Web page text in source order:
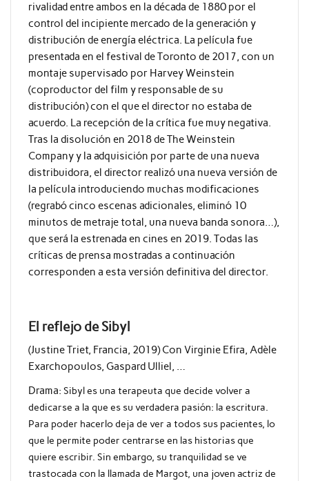
rivalidad entre ambos en la década de 1880 por el
control del incipiente mercado de la generación y
distribución de energía eléctrica. La película fue
presentada en el festival de Toronto de 2017, con un
montaje supervisado por Harvey Weinstein
(coproductor del film y responsable de su
distribución) con el que el director no estaba de
acuerdo. La recepción de la crítica fue muy negativa.
Tras la disolución en 2018 de The Weinstein
Company y la adquisición por parte de una nueva
distribuidora, el director realizó una nueva versión de
la película introduciendo muchas modificaciones
(regrabó cinco escenas adicionales, eliminó 10
minutos de metraje total, una nueva banda sonora…),
que será la estrenada en cines en 2019. Todas las
críticas de prensa mostradas a continuación
corresponden a esta versión definitiva del director.
El reflejo de Sibyl
(Justine Triet, Francia, 2019) Con Virginie Efira, Adèle
Exarchopoulos, Gaspard Ulliel, …
Drama: Sibyl es una terapeuta que decide volver a
dedicarse a la que es su verdadera pasión: la escritura.
Para poder hacerlo deja de ver a todos sus pacientes, lo
que le permite poder centrarse en las historias que
quiere escribir. Sin embargo, su tranquilidad se ve
trastocada con la llamada de Margot, una joven actriz de